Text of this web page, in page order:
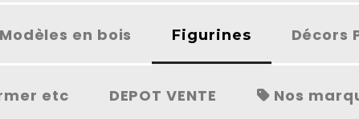
Modèles en bois Figurines Décors
etc DEPOT VENTE Nos